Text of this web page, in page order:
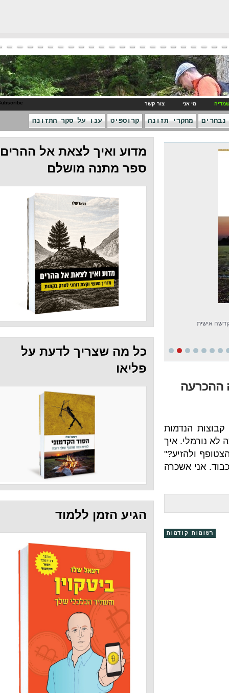
צור קשר
תזונה קרוספיט ענו על סקר התזונה
איך
מדוע ואיך לצאת אל ההרים -
ספר מתנה מושלם
כל מה שצריך לדעת על
הגיע הזמן ללמוד